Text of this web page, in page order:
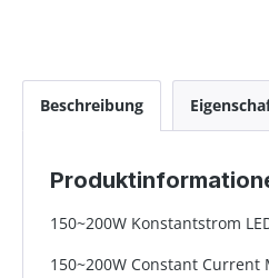
Beschreibung
150~200W Konstantstrom
150~200W Constant Current